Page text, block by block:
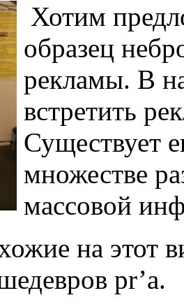
Хотим
образец
рекламы. В
встретить
Существует
множестве
массовой
на этот
pr’a.